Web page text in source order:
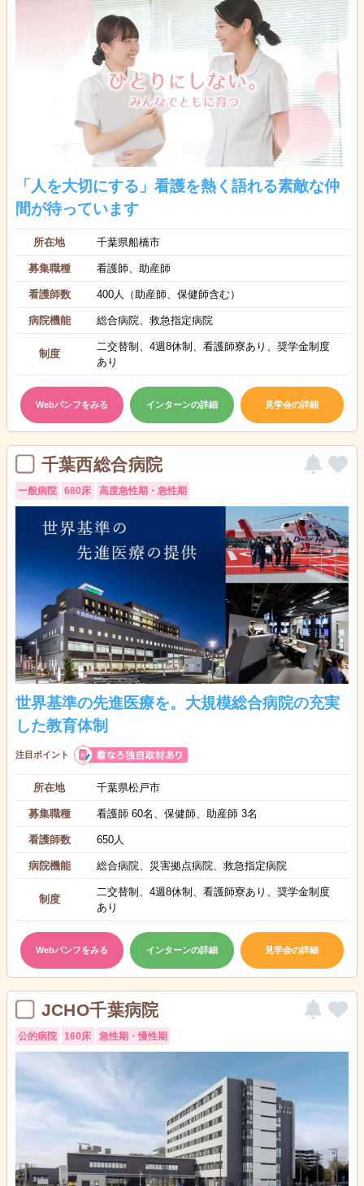
「人を大切にする」看護を熱く語れる素敵な仲
間が待っています
所在地 千葉県船橋市
募集職種 看護師、助産師
看護師数 400人（助産師、保健師含む）
病院機能 総合病院、救急指定病院
制度
二交替制、4週8休制、看護師寮あり、奨学金制度
あり
Webパンフをみる インターンの詳細 見学会の詳細
千葉西総合病院
一般病院 680床 高度急性期・急性期
世界基準の先進医療を。大規模総合病院の充実
した教育体制
注目ポイント
所在地 千葉県松戸市
募集職種 看護師 60名、保健師、助産師 3名
看護師数 650人
病院機能 総合病院、災害拠点病院、救急指定病院
制度
二交替制、4週8休制、看護師寮あり、奨学金制度
あり
Webパンフをみる インターンの詳細 見学会の詳細
JCHO千葉病院
公的病院 160床 急性期・慢性期